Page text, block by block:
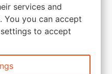
services and
You you can accept
to accept